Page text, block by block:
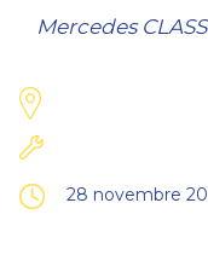
Mercedes
28 novembre